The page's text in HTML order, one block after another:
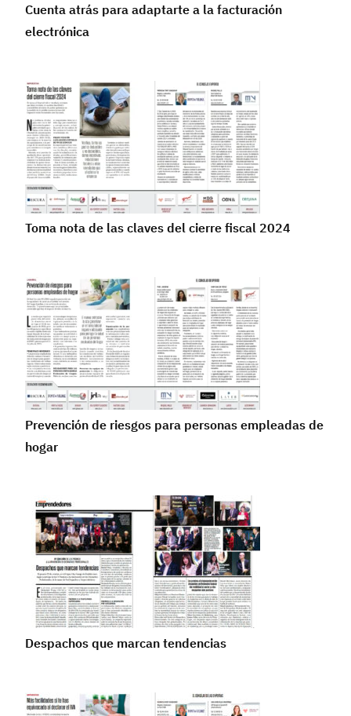
Cuenta atrás para adaptarte a la facturación
electrónica
Toma nota de las claves del cierre fiscal 2024
Prevención de riesgos para personas empleadas de
hogar
Despachos que marcan tendencias